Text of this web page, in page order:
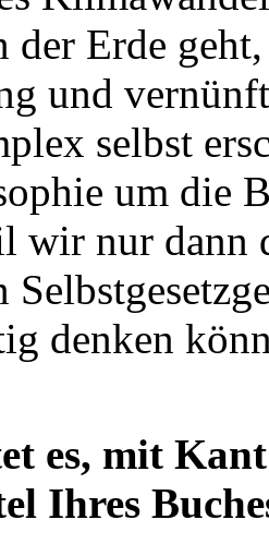
der Erde
und
selbst
um die
wir nur dann
denken
es, mit
Ihres